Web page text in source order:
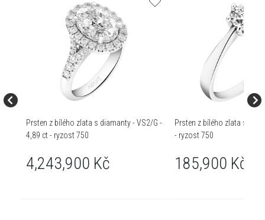
Prsten z bílého zlata s diamanty - VS2/G -
4,89 ct - ryzost 750
4,243,900 Kč
Prsten z bílého zlata s
- ryzost 750
185,900 Kč